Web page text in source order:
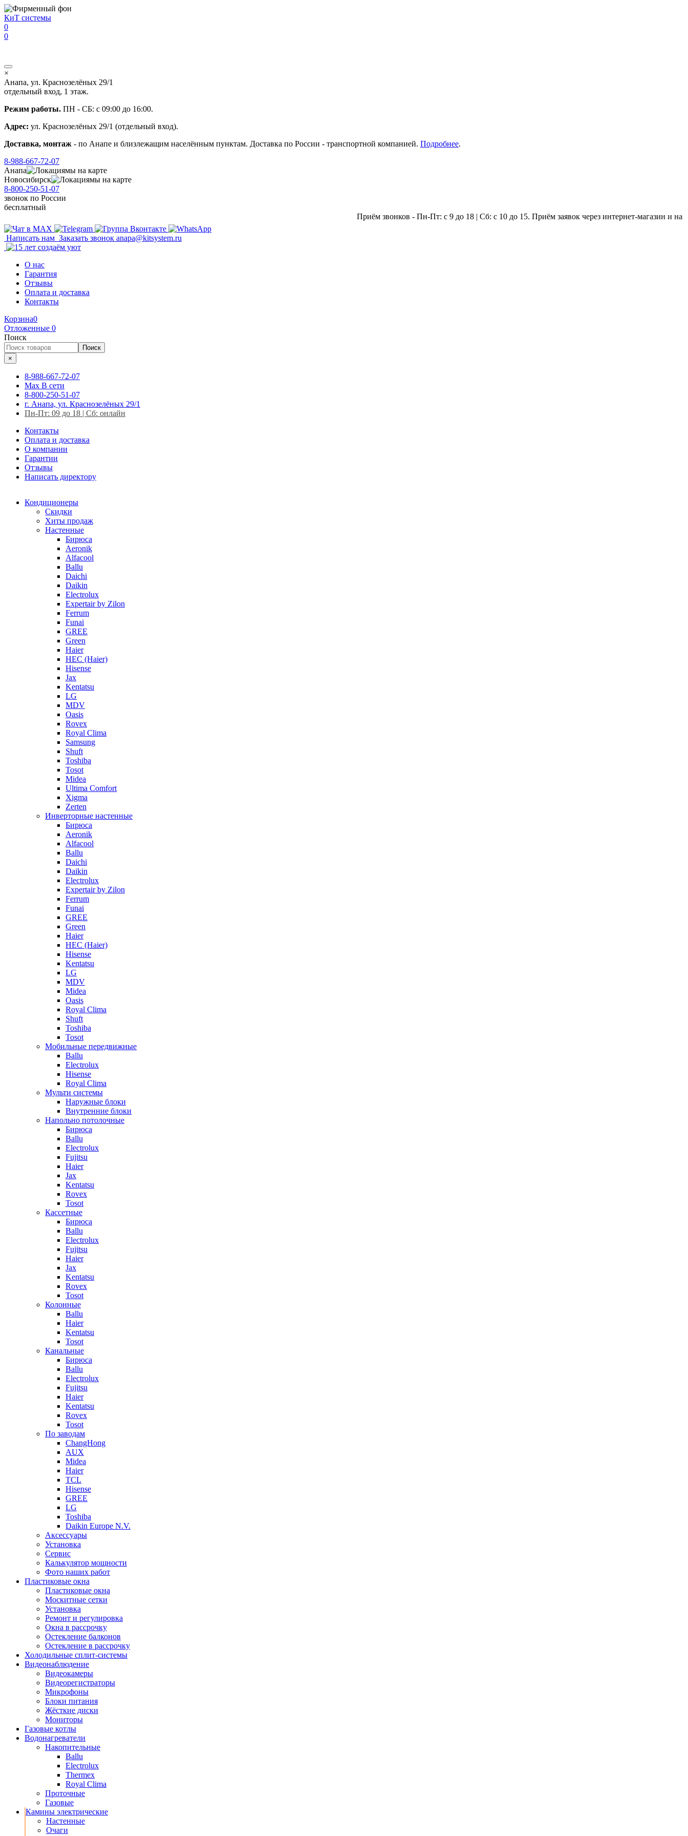
Перейти к основному содержанию
КиТ системы
0
0
×
Анапа, ул. Краснозелёных 29/1
отдельный вход, 1 этаж.
Режим работы. ПН - СБ: с 09:00 до 16:00.
Адрес: ул. Краснозелёных 29/1 (отдельный вход).
Доставка, монтаж - по Анапе и близлежащим населённым пунктам. Доставка по России - транспортной компанией. Подробнее.
8-988-667-72-07
Анапа
мы на карте
Новосибирск
мы на карте
8-800-250-51-07
звонок по России
бесплатный
Приём звонков - Пн-Пт: с 9 до 18 | Сб: с 10 до 15. Приём заявок через интернет-магазин и на e-
Написать нам Заказать звонок anapa@kitsystem.ru
О нас
Гарантия
Отзывы
Оплата и доставка
Контакты
Корзина0
Отложенные 0
Поиск
Поиск
×
8-988-667-72-07
Max В сети
8-800-250-51-07
г. Анапа, ул. Краснозелёных 29/1
Пн-Пт: 09 до 18 | Сб: онлайн
Контакты
Оплата и доставка
О компании
Гарантии
Отзывы
Написать директору
Кондиционеры
Скидки
Хиты продаж
Настенные
Бирюса
Aeronik
Alfacool
Ballu
Daichi
Daikin
Electrolux
Expertair by Zilon
Ferrum
Funai
GREE
Green
Haier
HEC (Haier)
Hisense
Jax
Kentatsu
LG
MDV
Oasis
Rovex
Royal Clima
Samsung
Shuft
Toshiba
Tosot
Midea
Ultima Comfort
Xigma
Zerten
Инверторные настенные
Бирюса
Aeronik
Alfacool
Ballu
Daichi
Daikin
Electrolux
Expertair by Zilon
Ferrum
Funai
GREE
Green
Haier
HEC (Haier)
Hisense
Kentatsu
LG
MDV
Midea
Oasis
Royal Clima
Shuft
Toshiba
Tosot
Мобильные передвижные
Ballu
Electrolux
Hisense
Royal Clima
Мульти системы
Наружные блоки
Внутренние блоки
Напольно потолочные
Бирюса
Ballu
Electrolux
Fujitsu
Haier
Jax
Kentatsu
Rovex
Tosot
Кассетные
Бирюса
Ballu
Electrolux
Fujitsu
Haier
Jax
Kentatsu
Rovex
Tosot
Колонные
Ballu
Haier
Kentatsu
Tosot
Канальные
Бирюса
Ballu
Electrolux
Fujitsu
Haier
Kentatsu
Rovex
Tosot
По заводам
ChangHong
AUX
Midea
Haier
TCL
Hisense
GREE
LG
Toshiba
Daikin Europe N.V.
Аксессуары
Установка
Сервис
Калькулятор мощности
Фото наших работ
Пластиковые окна
Пластиковые окна
Москитные сетки
Установка
Ремонт и регулировка
Окна в рассрочку
Остекление балконов
Остекление в рассрочку
Холодильные сплит-системы
Видеонаблюдение
Видеокамеры
Видеорегистраторы
Микрофоны
Блоки питания
Жёсткие диски
Мониторы
Газовые котлы
Водонагреватели
Накопительные
Ballu
Electrolux
Thermex
Royal Clima
Проточные
Газовые
Камины электрические
Настенные
Очаги